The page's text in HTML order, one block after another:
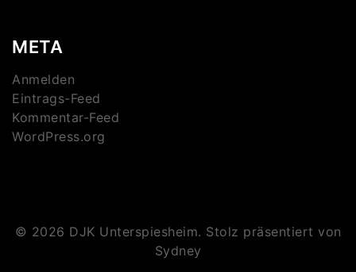
META
Anmelden
Eintrags-Feed
Kommentar-Feed
WordPress.org
© 2026 DJK Unterspiesheim. Stolz präsentiert von
Sydney